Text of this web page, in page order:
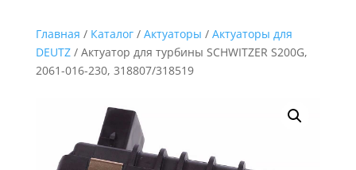
Главная / Каталог/ Актуаторы / Актуаторы для
DEUTZ/ Актуатор для турбины SCHWITZER S200G,
2061-016-230, 318807/318519